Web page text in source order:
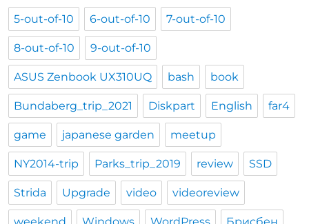
5-out-of-10 6-out-of-10 7-out-of-10
8-out-of-10 9-out-of-10
ASUS Zenbook UX310UQ bash book
Bundaberg_trip_2021 Diskpart English far4
game japanese garden meetup
NY2014-trip Parks_trip_2019 review SSD
Strida Upgrade video videoreview